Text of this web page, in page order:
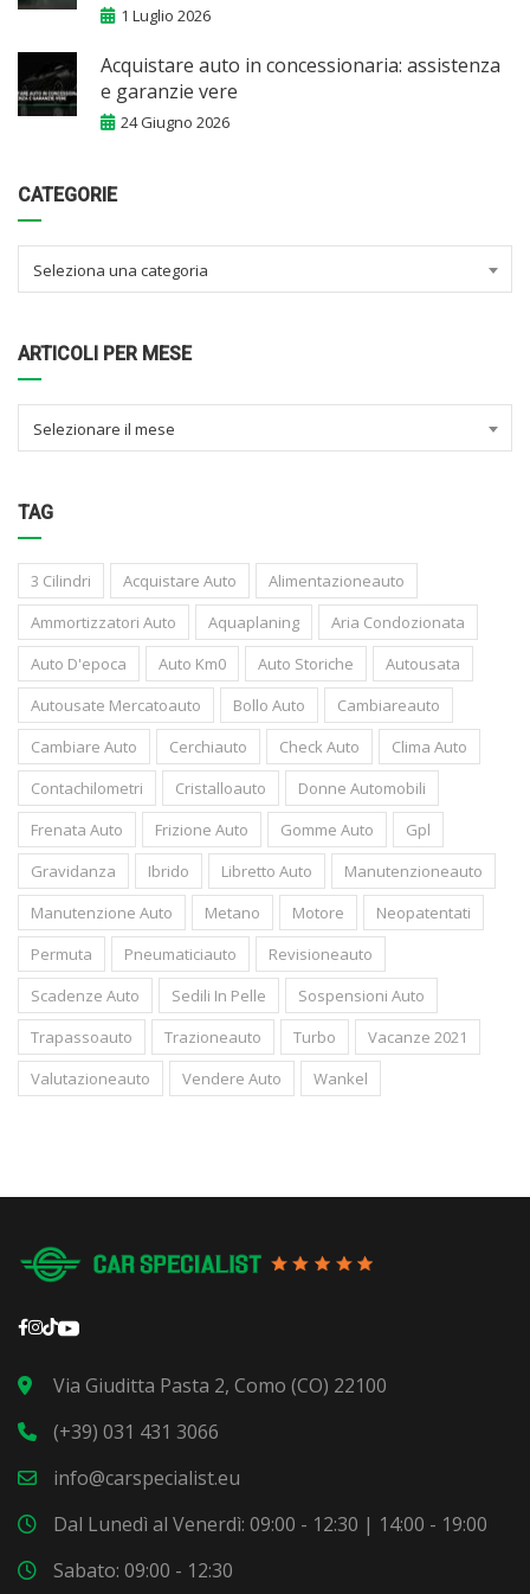
1 Luglio 2026
Acquistare auto in concessionaria: assistenza
e garanzie vere
24 Giugno 2026
CATEGORIE
Seleziona una categoria
ARTICOLI PER MESE
Selezionare il mese
TAG
3 Cilindri Acquistare Auto
Alimentazioneauto
Ammortizzatori Auto
Aquaplaning
Aria Condozionata
Auto D'epoca
Auto Km0 Auto Storiche
Autousata
Autousate Mercatoauto
Bollo Auto
Cambiareauto
Cambiare Auto
Cerchiauto Check Auto
Clima Auto
Contachilometri
Cristalloauto
Donne Automobili
Frenata Auto
Frizione Auto Gomme Auto
Gpl
Gravidanza
Ibrido Libretto Auto
Manutenzioneauto
Manutenzione Auto
Metano Motore
Neopatentati
Permuta
Pneumaticiauto
Revisioneauto
Scadenze Auto
Sedili In Pelle
Sospensioni Auto
Trapassoauto
Trazioneauto Turbo
Vacanze 2021
Valutazioneauto
Vendere Auto Wankel
Via Giuditta Pasta 2, Como (CO) 22100
(+39) 031 431 3066
info@carspecialist.eu
Dal Lunedì al Venerdì: 09:00 - 12:30 | 14:00 - 19:00
Sabato: 09:00 - 12:30